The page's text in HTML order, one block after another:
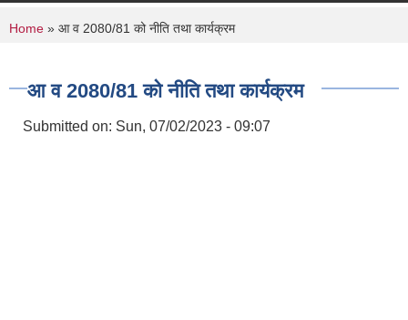
You are here
Home » आ व 2080/81 को नीति तथा कार्यक्रम
आ व 2080/81 को नीति तथा कार्यक्रम
Submitted on: Sun, 07/02/2023 - 09:07